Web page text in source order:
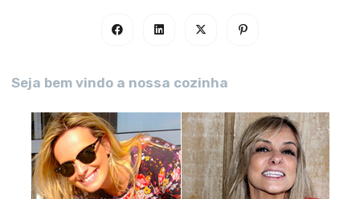
Seja bem vindo a nossa cozinha